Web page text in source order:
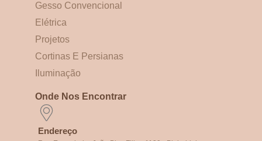
Gesso Convencional
Elétrica
Projetos
Cortinas E Persianas
Iluminação
Onde Nos Encontrar
Endereço